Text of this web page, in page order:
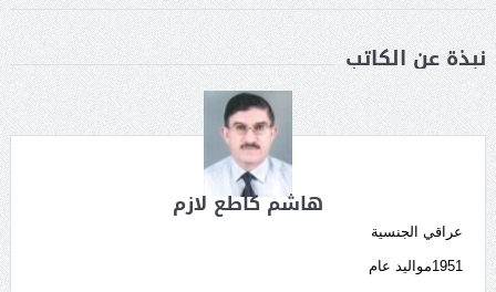
نبذة عن الكاتب
هاشم كاطع لازم
عراقي الجنسية
1951مواليد عام